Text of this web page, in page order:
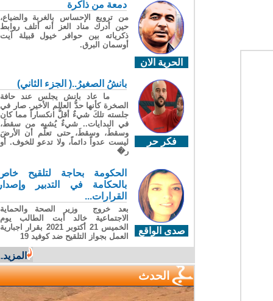
الحرية الان
دمعة من ذاكرة
من ترويع الإحساس بالغربة والضياع،
حين أدرك مناد العز أنه أتلف روابط
ذكرياته بين حوافر خيول قبيلة آيت
أوسمان البرق.
فكر حر
بانشُ الصغيرُ..( الجزء الثاني)
ما عاد بانش يجلس عند حافة
الصخرة كأنها حدُّ العالم الأخير. صار في
جلسته تلكَ شيءٌ أقلُّ انكساراً مما كان
في البدايات.. شيءٌ يُشبِه من سقطَ،
وسقطَ، وسقطَ، حتى تعلّم أن الأرضَ
ليست عدواً دائماً، ولا تدعو للخوف. أو
ر�
صدى الواقع
الحكومة بحاجة لتلقيح خاص
بالحكامة في التدبير وإصدار
القرارات...
بعد خروج وزير الصحة والحماية
الاجتماعية خالد أبت الطالب يوم
الخميس 21 أكتوبر 2021 بقرار اجبارية
العمل بجواز التلقيح ضد كوفيد 19
المزيد...
الحدث